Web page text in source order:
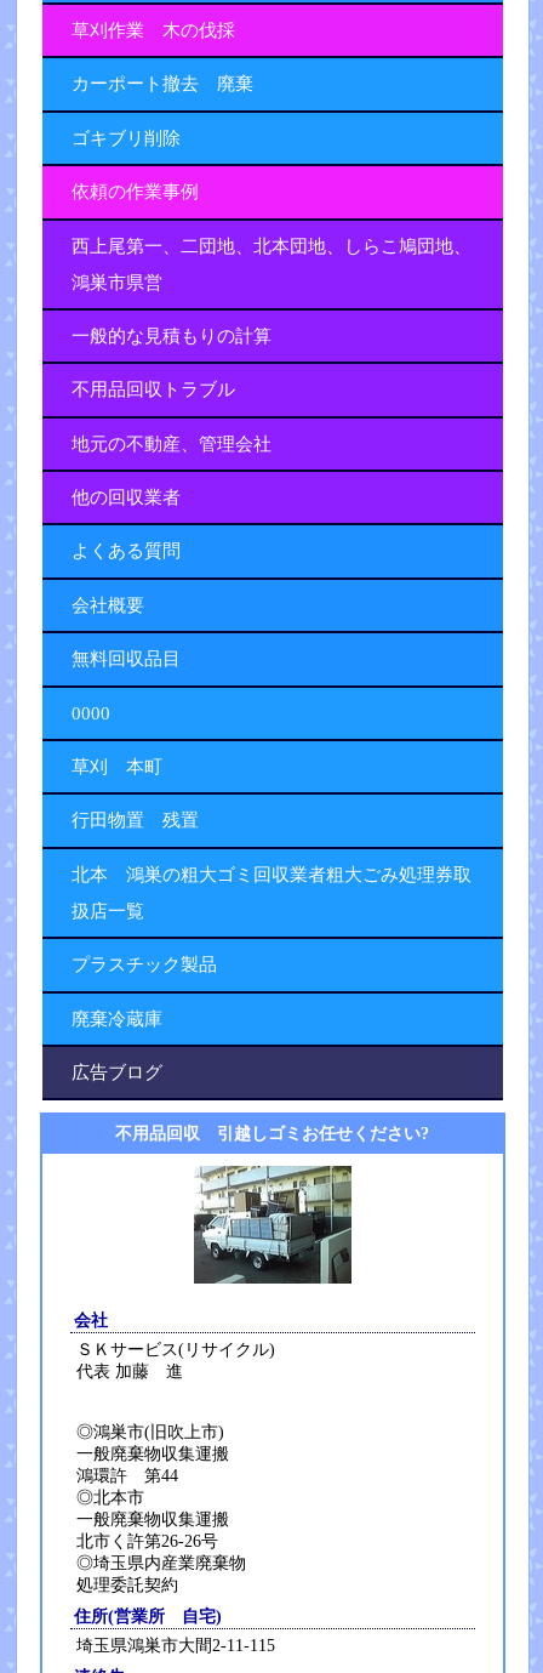
草刈作業 木の伐採
カーポート撤去 廃棄
ゴキブリ削除
依頼の作業事例
西上尾第一、二団地、北本団地、しらこ鳩団地、
鴻巣市県営
一般的な見積もりの計算
不用品回収トラブル
地元の不動産、管理会社
他の回収業者
よくある質問
会社概要
無料回収品目
0000
草刈 本町
行田物置 残置
北本 鴻巣の粗大ゴミ回収業者粗大ごみ処理券取
扱店一覧
プラスチック製品
廃棄冷蔵庫
広告ブログ
不用品回収 引越しゴミお任せください?
会社
ＳＫサービス(リサイクル)
代表 加藤 進
◎鴻巣市(旧吹上市)
一般廃棄物収集運搬
鴻環許 第44
◎北本市
一般廃棄物収集運搬
北市く許第26-26号
◎埼玉県内産業廃棄物
処理委託契約
住所(営業所 自宅)
埼玉県鴻巣市大間2-11-115